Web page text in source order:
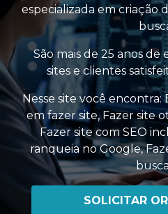
especializada em criação
São mais de 25 anos
sites e clientes
Nesse site você encontra:
em fazer site,Fazer site
Fazer site com SEO
ranqueia no Google,
SOLICITAR